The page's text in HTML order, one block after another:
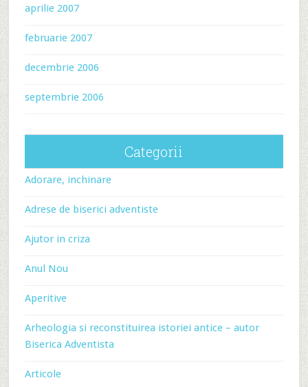
aprilie 2007
februarie 2007
decembrie 2006
septembrie 2006
Categorii
Adorare, inchinare
Adrese de biserici adventiste
Ajutor in criza
Anul Nou
Aperitive
Arheologia si reconstituirea istoriei antice – autor
Biserica Adventista
Articole